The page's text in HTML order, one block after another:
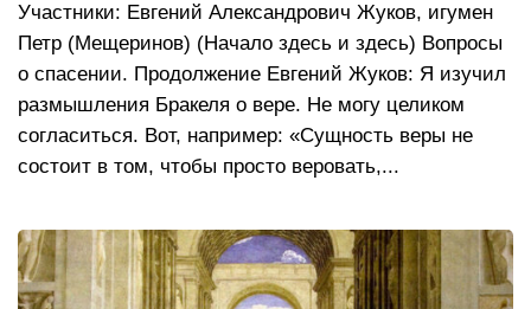
Участники: Евгений Александрович Жуков, игумен
Петр (Мещеринов) (Начало здесь и здесь) Вопросы
о спасении. Продолжение Евгений Жуков: Я изучил
размышления Бракеля о вере. Не могу целиком
согласиться. Вот, например: «Сущность веры не
состоит в том, чтобы просто веровать,...